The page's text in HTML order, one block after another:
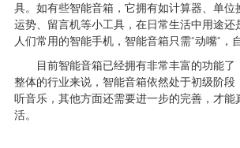
具。如有些智能音箱，它拥有如计算器、单位
运势、留言机等小工具，在日常生活中用途还
人们常用的智能手机，智能音箱只需“动嘴”，
目前智能音箱已经拥有非常丰富的功能了
整体的行业来说，智能音箱依然处于初级阶段
听音乐，其他方面还需要进一步的完善，才能
活。